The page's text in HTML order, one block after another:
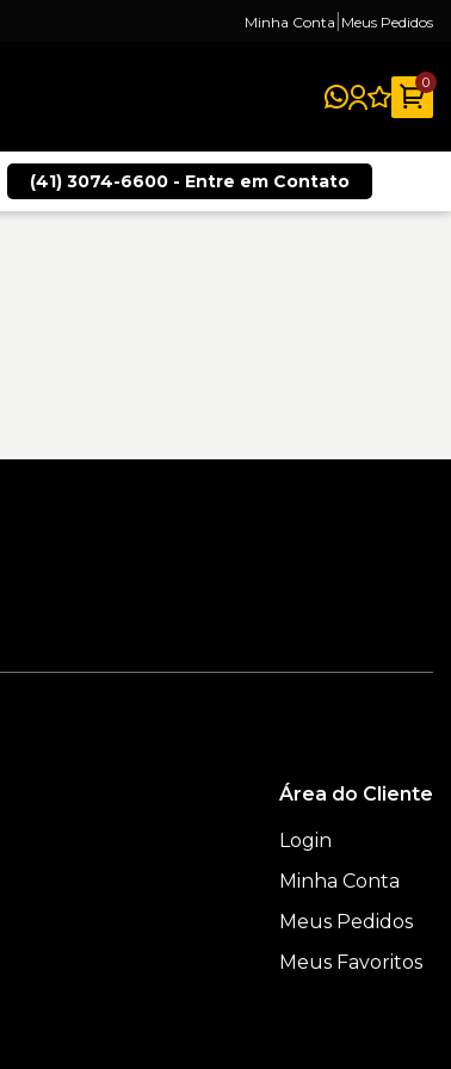
Minha Conta Meus Pedidos
0
(41) 3074-6600 - Entre em Contato
Área do Cliente
Login
Minha Conta
Meus Pedidos
Meus Favoritos